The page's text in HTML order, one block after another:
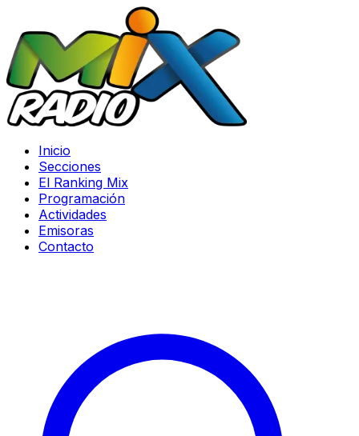
Inicio
Secciones
El Ranking Mix
Programación
Actividades
Emisoras
Contacto